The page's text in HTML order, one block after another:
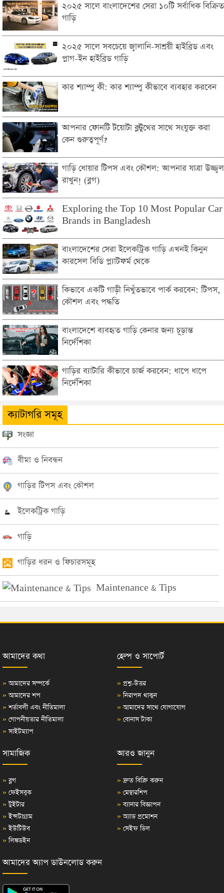
২০২৫ সালে বাংলাদেশের সেরা ১০টি সর্বাধিক বিক্রিত
গাড়ি
২০২৫ সালে সবচেয়ে জ্বালানি-সাশ্রয়ী হাইব্রিড এবং
প্লাগ-ইন হাইব্রিড গাড়ি
কার শ্যাম্পু কী: কার শ্যাম্পু কীভাবে ব্যবহার করবেন
আপনার ফোনটি টয়োটা ব্লুটুথের সাথে সংযুক্ত করা
কেন গুরুত্বপূর্ণ?
গাড়ি ধোয়ার টিপস এবং কৌশল: আপনার যাত্রা উজ্জ্বল
রাখুন! (ব্লগ)
Exploring the Top 10 Most Popular Car
Brands in Bangladesh
বাংলাদেশের সেরা ইলেকট্রিক গাড়ি এখনই কিনুন
কারসেল বিডি প্ল্যাটফর্ম থেকে
কিভাবে একটি গাড়ী নিখুঁতভাবে পার্ক করবেন: টিপস,
কৌশল এবং পদ্ধতি
বাংলাদেশে ব্যবহৃত গাড়ি কেনার জন্য চূড়ান্ত
নির্দেশিকা
গাড়ির ব্যাটারি কীভাবে চার্জ করবেন: ধাপে ধাপে
নির্দেশিকা
ক্যাটাগরি সমূহ
সংজ্ঞা
বীমা ও নিবন্ধন
গাড়ির টিপস এবং কৌশল
ইলেকট্রিক গাড়ি
গাড়ি
গাড়ির ধরন ও ফিচারসমূহ
Maintenance & Tips
আমাদের কথা
» আমাদের সম্পর্কে
» আমাদের শপ
» শর্তাবলী এবং নীতিমালা
» গোপনীয়তার নীতিমালা
» সাইটম্যাপ
হেল্প ও সাপোর্ট
» প্রশ্ন-উত্তর
» নিরাপদ থাকুন
» আমাদের সাথে যোগাযোগ
» বোনাস টাকা
সামাজিক
» ব্লগ
» ফেইসবুক
» টুইটার
» ইন্সটাগ্রাম
» ইউটিউব
» লিঙ্কডইন
আরও জানুন
» দ্রুত বিক্রি করুন
» মেম্বারশিপ
» ব্যানার বিজ্ঞাপন
» অ্যাড প্রমোশন
» সেইফ ডিল
আমাদের অ্যাপ ডাউনলোড করুন